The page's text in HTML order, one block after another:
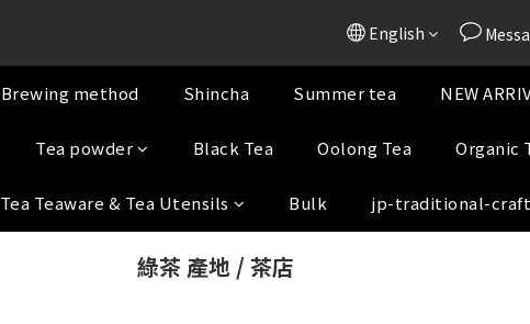
English
method Shincha Summer tea NEW
Tea powder Black Tea Oolong Tea Organic
Tea Teaware & Tea Utensils Bulk jp-traditional-craft
綠茶 產地 / 茶店